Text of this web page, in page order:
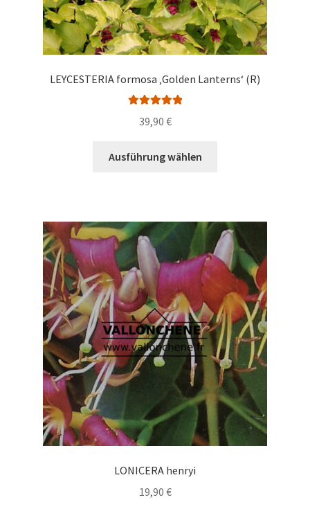
LEYCESTERIA formosa ‚Golden Lanterns‘ (R)
5.00von 5
39,90 €
Ausführung wählen
auf.
Die
Optionen
können
auf
der
Produktseite
gewählt
werden
LONICERA henryi
19,90 €